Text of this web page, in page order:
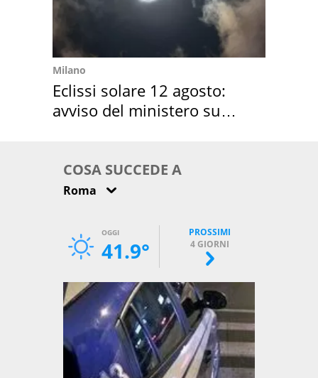
Milano
Eclissi solare 12 agosto:
avviso del ministero su